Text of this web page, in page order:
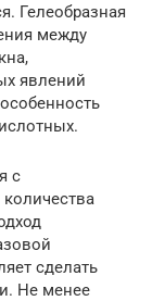
Гелеобразная
между
явлений
с
сделать
Не менее